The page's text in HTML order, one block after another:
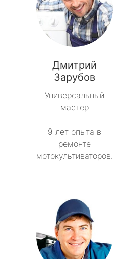
Дмитрий
Зарубов
Универсальный
мастер
9 лет опыта в
ремонте
мотокультиваторов.